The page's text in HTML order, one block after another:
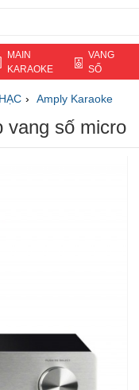
MAIN
KARAOKE
VANG
SỐ
Amply Karaoke
vang số micro